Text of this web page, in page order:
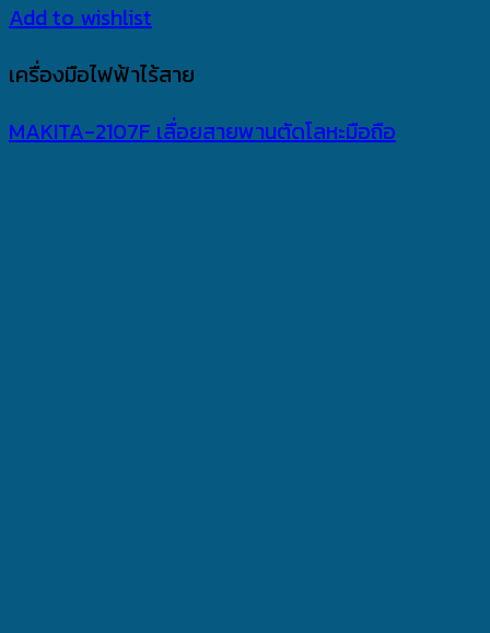
Add to wishlist
เครื่องมือไฟฟ้าไร้สาย
MAKITA-2107F เลื่อยสายพานตัดโลหะมือถือ